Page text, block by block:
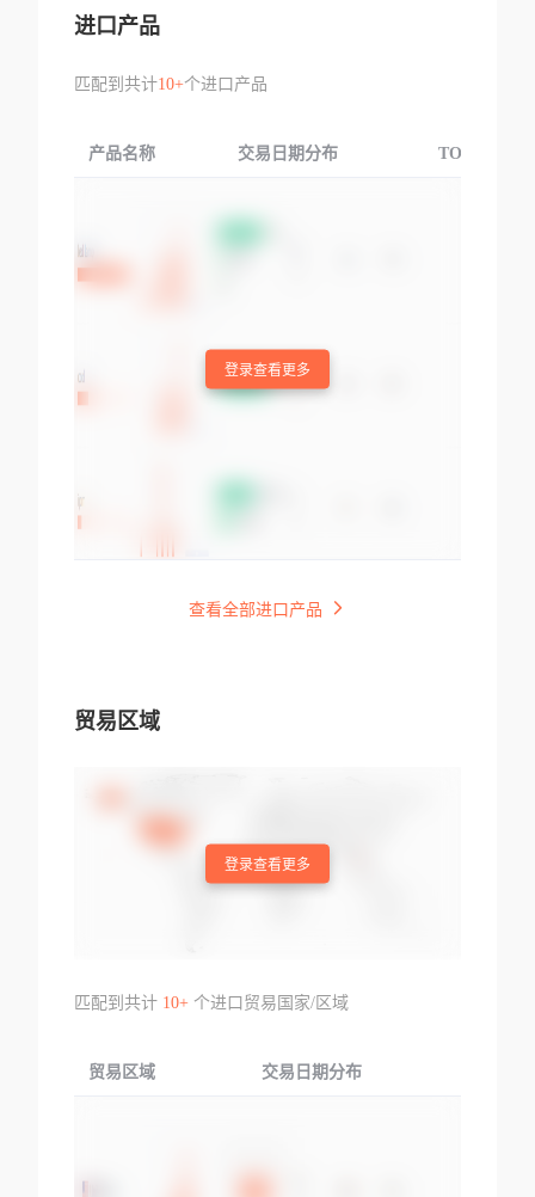
进口产品
匹配到共计10+个进口产品
产品名称 交易日期分布 TOP3交易国
登录查看更多
查看全部进口产品
贸易区域
登录查看更多
匹配到共计 10+个进口贸易国家/区域
贸易区域 交易日期分布